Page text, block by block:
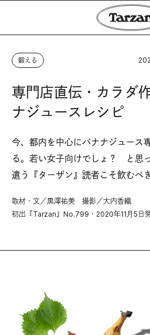
鍛える
専門店直伝・カラダ
ナジュースレシピ
今、都内を中心にバナナジュース
る。若い女子向けでしょ？ と思
遣う『ターザン』読者こそ飲むべ
取材・文／黒澤祐美 撮影／大内香織
初出『Tarzan』No.799・2020年11月5日